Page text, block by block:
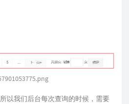
以我们后台每次查询的时候，需要